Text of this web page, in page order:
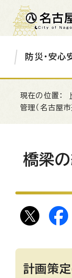
防災・安心
現在の位置：
管理（名古屋
橋梁
計画策